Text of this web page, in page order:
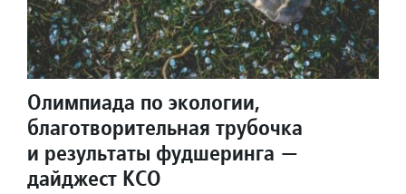
Олимпиада по экологии,
благотворительная трубочка
и результаты фудшеринга —
дайджест КСО